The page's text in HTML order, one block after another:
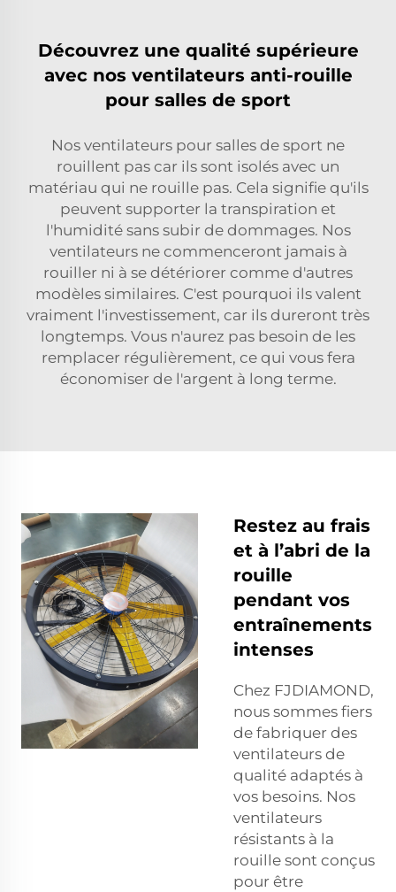
Découvrez une qualité supérieure
avec nos ventilateurs anti-rouille
pour salles de sport
Nos ventilateurs pour salles de sport ne
rouillent pas car ils sont isolés avec un
matériau qui ne rouille pas. Cela signifie qu'ils
peuvent supporter la transpiration et
l'humidité sans subir de dommages. Nos
ventilateurs ne commenceront jamais à
rouiller ni à se détériorer comme d'autres
modèles similaires. C'est pourquoi ils valent
vraiment l'investissement, car ils dureront très
longtemps. Vous n'aurez pas besoin de les
remplacer régulièrement, ce qui vous fera
économiser de l'argent à long terme.
Restez au frais
et à l’abri de la
rouille
pendant vos
entraînements
intenses
Chez FJDIAMOND,
nous sommes fiers
de fabriquer des
ventilateurs de
qualité adaptés à
vos besoins. Nos
ventilateurs
résistants à la
rouille sont conçus
pour être